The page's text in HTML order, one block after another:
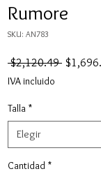
Rumore
SKU: AN783
$2,120.49 Precio
IVA incluido
Talla *
Elegir
Cantidad *